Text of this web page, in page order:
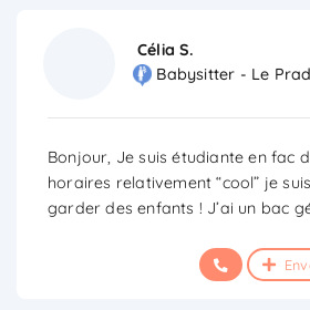
Célia S.
Babysitter - Le
Bonjour, Je suis étudiante en fac
horaires relativement “cool” je
garder des enfants ! J’ai un bac